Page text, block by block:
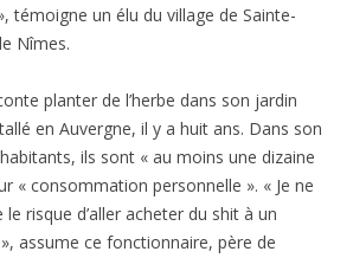
témoigne un élu du village de Sainte-
Nîmes.
planter de l’herbe dans son jardin
en Auvergne, il y a huit ans. Dans son
ils sont « au moins une dizaine
« consommation personnelle ». « Je ne
risque d’aller acheter du shit à un
assume ce fonctionnaire, père de